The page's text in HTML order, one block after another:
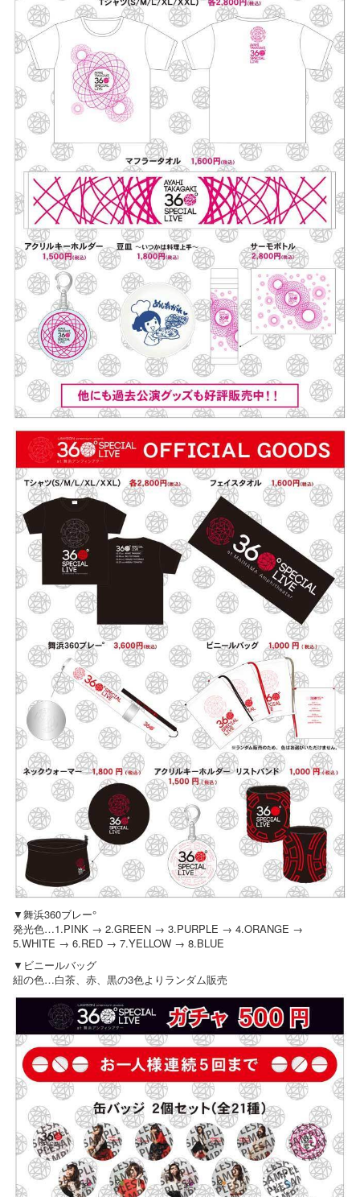
▼舞浜360ブレー°
発光色…1.PINK → 2.GREEN → 3.PURPLE → 4.ORANGE →
5.WHITE → 6.RED → 7.YELLOW → 8.BLUE
▼ビニールバッグ
紐の色…白茶、赤、黒の3色よりランダム販売